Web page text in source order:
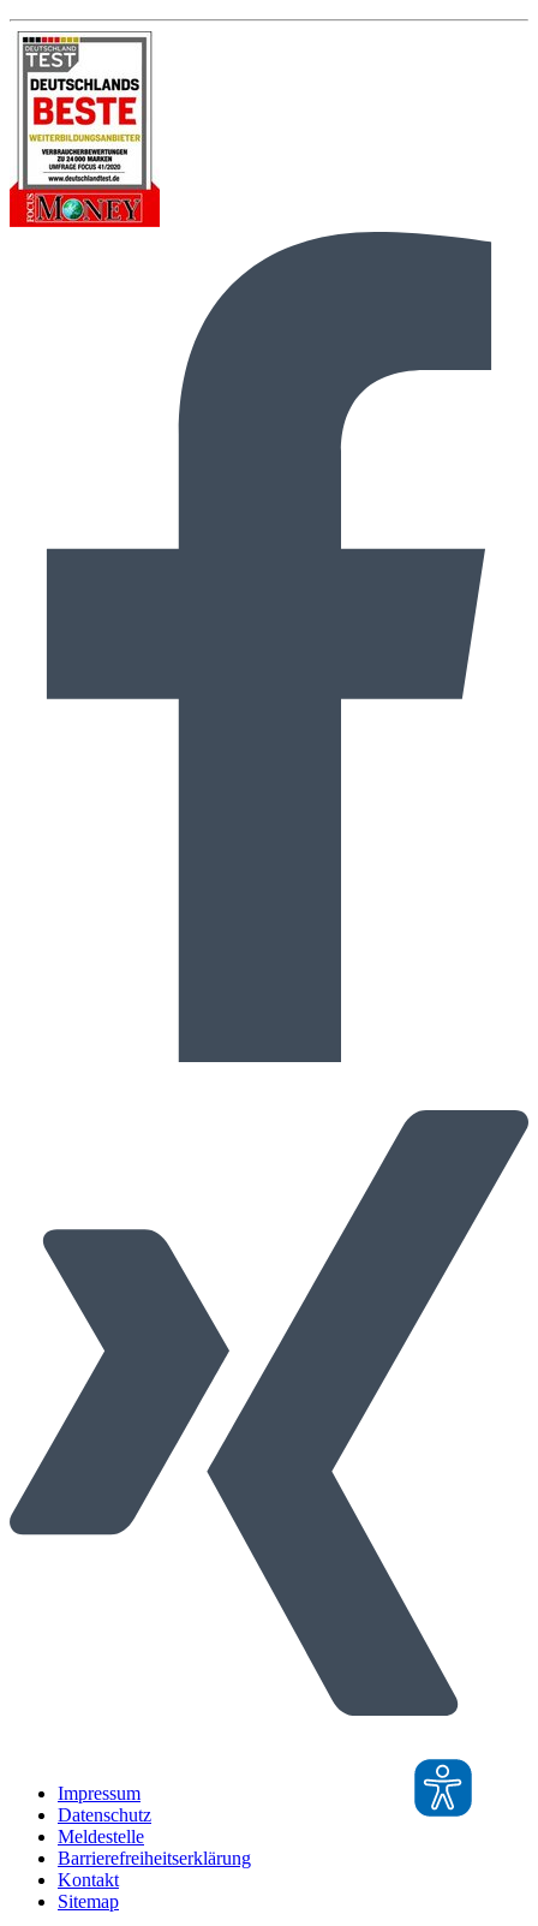
Impressum
Datenschutz
Meldestelle
Barrierefreiheitserklärung
Kontakt
Sitemap